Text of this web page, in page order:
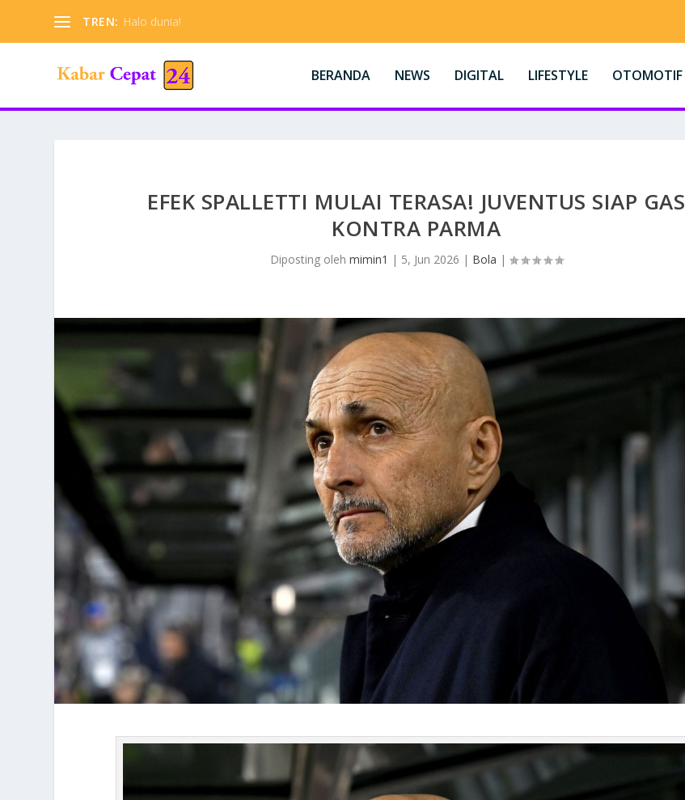
TREN: Halo dunia!
BERANDA NEWS DIGITAL LIFESTYLE OTOMOTIF
EFEK SPALLETTI MULAI TERASA! JUVENTUS SIAP GAS
KONTRA PARMA
Diposting oleh mimin1 | 5, Jun 2026 | Bola |